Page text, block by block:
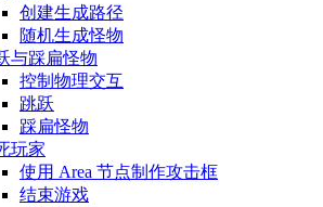
创建生成路径
随机生成怪物
与踩扁怪物
控制物理交互
跳跃
踩扁怪物
玩家
使用 Area 节点制作攻击框
结束游戏